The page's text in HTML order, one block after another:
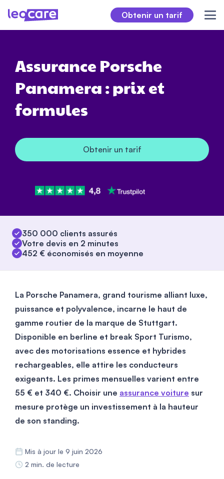
Obtenir un tarif
Assurance Porsche
Panamera : prix et
formules
Obtenir un tarif
350 000 clients assurés
Votre devis en 2 minutes
452 € économisés en moyenne
La Porsche Panamera, grand tourisme alliant luxe,
puissance et polyvalence, incarne le haut de
gamme routier de la marque de Stuttgart.
Disponible en berline et break Sport Turismo,
avec des motorisations essence et hybrides
rechargeables, elle attire les conducteurs
exigeants. Les primes mensuelles varient entre
55 € et 340 €. Choisir une assurance voiture sur
mesure protège un investissement à la hauteur
de son standing.
Mis à jour le 9 juin 2026
2 min. de lecture